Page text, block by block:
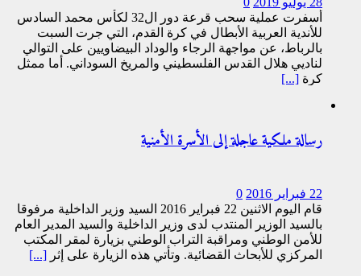
أسفرت عملية سحب قرعة دور ال32 لكأس محمد السادس
للأندية العربية الأبطال في كرة القدم، التي جرت السبت
بالرباط، عن مواجهة الرجاء والوداد البيضاويين على التوالي
لناديي هلال القدس الفلسطيني والمريخ السوداني. أما ممثل
كرة [...]
رسالة ملكية عاجلة إلى الأسرة الأمنية
22 فبراير 2016
0
قام اليوم الاثنين 22 فبراير 2016 السيد وزير الداخلية مرفوقا
بالسيد الوزير المنتدب لدى وزير الداخلية والسيد المدير العام
للأمن الوطني ومراقبة التراب الوطني بزيارة لمقر المكتب
المركزي للأبحاث القضائية. وتأتي هذه الزيارة على إثر [...]